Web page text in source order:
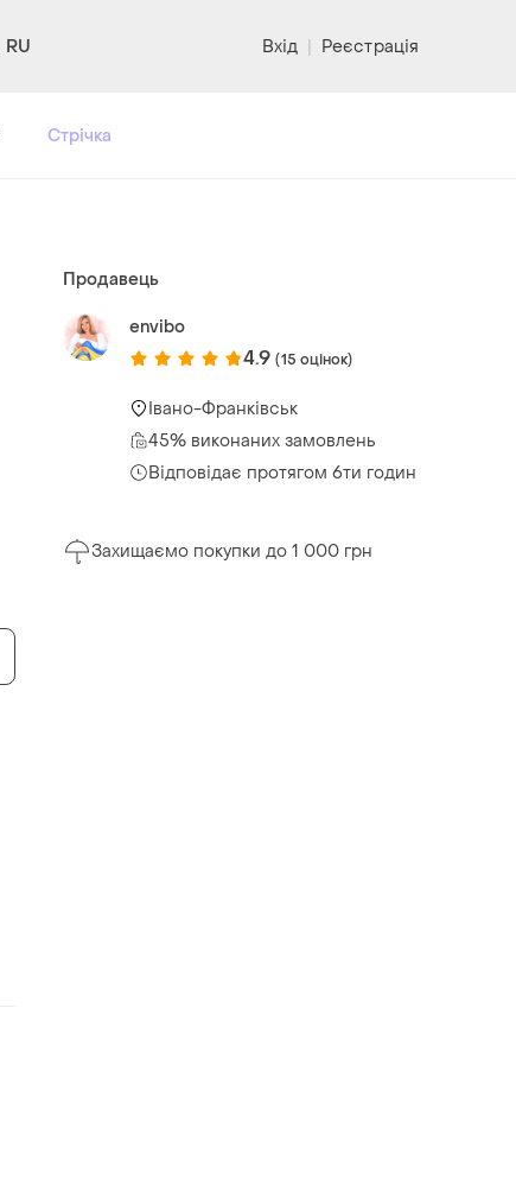
RU Вхід | Реєстрація
Стрічка
Продавець
envibo
4.9 (15 оцінок)
Івано-Франківськ
45% виконаних замовлень
Відповідає протягом 6ти годин
Захищаємо покупки до 1 000 грн